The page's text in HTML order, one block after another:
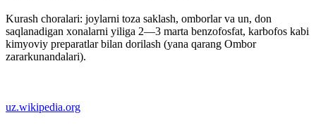
Kurash choralari: joylarni toza saklash, omborlar va un, don
saqlanadigan xonalarni yiliga 2—3 marta benzofosfat, karbofos kabi
kimyoviy preparatlar bilan dorilash (yana qarang Ombor
zararkunandalari).
uz.wikipedia.org